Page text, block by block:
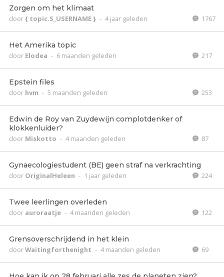
Zorgen om het klimaat
door{ topic.S_USERNAME } - 4 jaar geleden 1767
Het Amerika topic
door Elodea - 6 maanden geleden 217
Epstein files
door hvm - 5 maanden geleden 253
Edwin de Roy van Zuydewijn complotdenker of
klokkenluider?
door Miskotto - 4 maanden geleden 87
Gynaecologiestudent (BE) geen straf na verkrachting
door OriginalHeleen - 1 jaar geleden 224
Twee leerlingen overleden
door auroraatje - 4 maanden geleden 122
Grensoverschrijdend in het klein
doorWaitingforthenight - 4 maanden geleden 69